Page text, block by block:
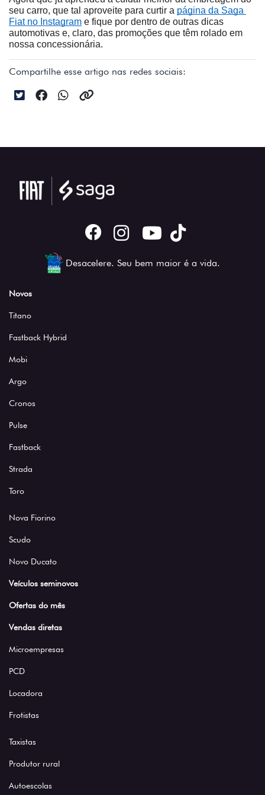
seu carro, que tal aproveite para curtir a página da Saga
Fiat no Instagram e fique por dentro de outras dicas
automotivas e, claro, das promoções que têm rolado em
nossa concessionária.
Compartilhe esse artigo nas redes sociais:
Desacelere. Seu bem maior é a vida.
Novos
Titano
Fastback Hybrid
Mobi
Argo
Cronos
Pulse
Fastback
Strada
Toro
Nova Fiorino
Scudo
Novo Ducato
Veículos seminovos
Ofertas do mês
Vendas diretas
Microempresas
PCD
Locadora
Frotistas
Taxistas
Produtor rural
Autoescolas